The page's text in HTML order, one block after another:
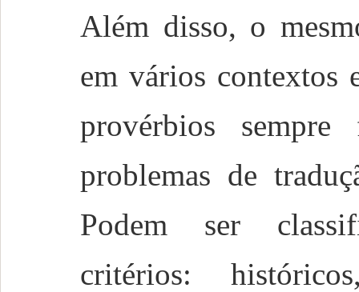
Além disso, o
em vários contextos
provérbios
problemas de
Podem ser
critérios: